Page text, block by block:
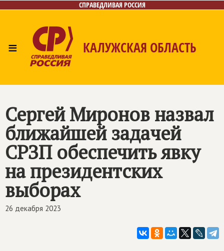
СПРАВЕДЛИВАЯ РОССИЯ
≡ КАЛУЖСКАЯ ОБЛАСТЬ
Сергей Миронов назвал
ближайшей задачей
СРЗП обеспечить явку
на президентских
выборах
26 декабря 2023